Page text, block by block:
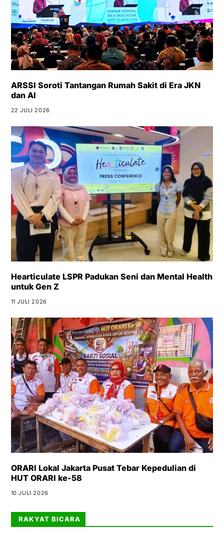
ARSSI Soroti Tantangan Rumah Sakit di Era JKN
dan AI
22 JULI 2026
Hearticulate LSPR Padukan Seni dan Mental Health
untuk Gen Z
11 JULI 2026
ORARI Lokal Jakarta Pusat Tebar Kepedulian di
HUT ORARI ke-58
10 JULI 2026
RAKYAT BICARA